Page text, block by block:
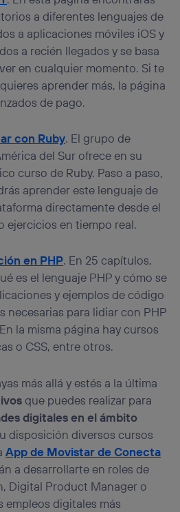
a diferentes lenguajes de
a aplicaciones móviles iOS y
a recién llegados y se basa
en cualquier momento. Si te
aprender más, la página
de pago.
con Ruby. El grupo de
del Sur ofrece en su
curso de Ruby. Paso a paso,
aprender este lenguaje de
directamente desde el
ejercicios en tiempo real.
en PHP. En 25 capítulos,
es el lenguaje PHP y cómo se
y ejemplos de código
necesarias para lidiar con PHP
la misma página hay cursos
o CSS, entre otros.
más allá y estés a la última
que puedes realizar para
digitales en el ámbito
disposición diversos cursos
App de Movistar de Conecta
a desarrollarte en roles de
Digital Product Manager o
empleos digitales más